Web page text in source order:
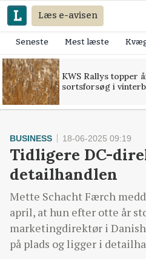
Læs e-avisen
Seneste Mest læste
KWS Rallys topper
sortsforsøg i
BUSINESS 18-06-2025 09:19
Tidligere DC-
detailhandlen
Mette Schacht Færch
april, at hun efter otte år
marketingdirektør i
på plads og ligger i